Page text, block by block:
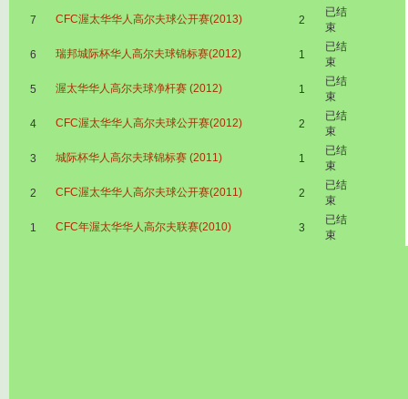
7 CFC渥太华华人高尔夫球公开赛(2013) 2
已结
束
6 瑞邦城际杯华人高尔夫球锦标赛(2012) 1
已结
束
5 渥太华华人高尔夫球净杆赛 (2012) 1
已结
束
4 CFC渥太华华人高尔夫球公开赛(2012) 2
已结
束
3 城际杯华人高尔夫球锦标赛 (2011) 1
已结
束
2 CFC渥太华华人高尔夫球公开赛(2011) 2
已结
束
1 CFC年渥太华华人高尔夫联赛(2010) 3
已结
束